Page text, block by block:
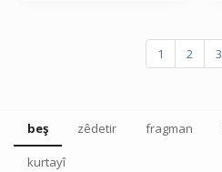
1 2 3
beş zêdetir fragman
kurtayî